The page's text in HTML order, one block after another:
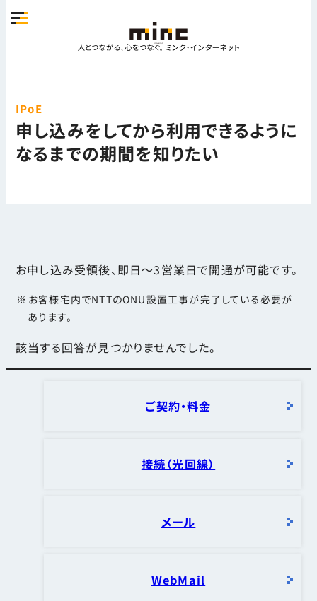
IPoE
申し込みをしてから利用できるように
なるまでの期間を知りたい
お申し込み受領後、即日～3営業日で開通が可能です。
お客様宅内でNTTのONU設置工事が完了している必要が
あります。
該当する回答が見つかりませんでした。
ご契約・料金
接続（光回線）
メール
WebMail